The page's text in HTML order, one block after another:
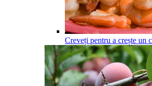
Creveți pentru a crește un